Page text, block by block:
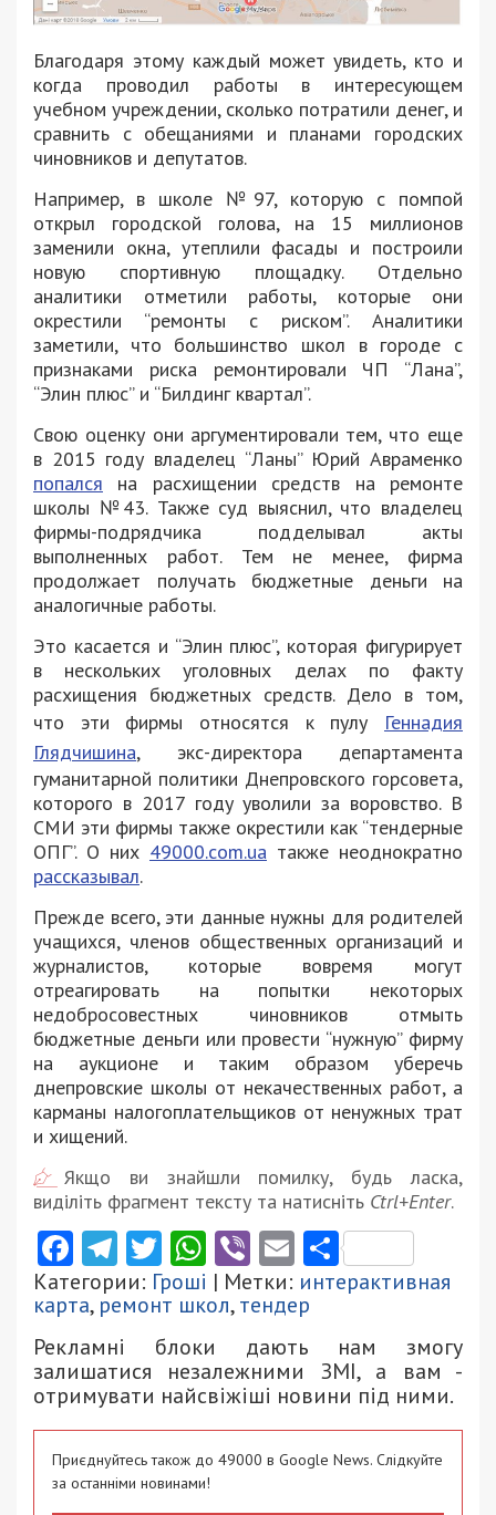
Благодаря этому каждый может увидеть, кто и
когда проводил работы в интересующем
учебном учреждении, сколько потратили денег, и
сравнить с обещаниями и планами городских
чиновников и депутатов.
Например, в школе №97, которую с помпой
открыл городской голова, на 15 миллионов
заменили окна, утеплили фасады и построили
новую спортивную площадку. Отдельно
аналитики отметили работы, которые они
окрестили “ремонты с риском”. Аналитики
заметили, что большинство школ в городе с
признаками риска ремонтировали ЧП “Лана”,
“Элин плюс” и “Билдинг квартал”.
Свою оценку они аргументировали тем, что еще
в 2015 году владелец “Ланы” Юрий Авраменко
попался на расхищении средств на ремонте
школы №43. Также суд выяснил, что владелец
фирмы-подрядчика подделывал акты
выполненных работ. Тем не менее, фирма
продолжает получать бюджетные деньги на
аналогичные работы.
Это касается и “Элин плюс”, которая фигурирует
в нескольких уголовных делах по факту
расхищения бюджетных средств. Дело в том,
что эти фирмы относятся к пулу Геннадия
Глядчишина, экс-директора департамента
гуманитарной политики Днепровского горсовета,
которого в 2017 году уволили за воровство. В
СМИ эти фирмы также окрестили как “тендерные
ОПГ”. О них 49000.com.ua также неоднократно
рассказывал.
Прежде всего, эти данные нужны для родителей
учащихся, членов общественных организаций и
журналистов, которые вовремя могут
отреагировать на попытки некоторых
недобросовестных чиновников отмыть
бюджетные деньги или провести “нужную” фирму
на аукционе и таким образом уберечь
днепровские школы от некачественных работ, а
карманы налогоплательщиков от ненужных трат
и хищений.
Якщо ви знайшли помилку, будь ласка,
виділіть фрагмент тексту та натисніть Ctrl+Enter.
Facebook
Telegram
Twitter
WhatsApp
ViberEmail
Категории: Гроші | Метки: интерактивная
карта, ремонт школ,тендер
Рекламні блоки дають нам змогу
залишатися незалежними ЗМІ, а вам -
отримувати найсвіжіші новини під ними.
Приєднуйтесь також до 49000 в Google News. Слідкуйте
за останніми новинами!